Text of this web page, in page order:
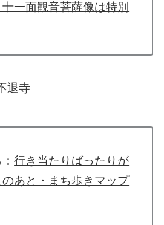
一面観音菩薩像は特別
退寺
：行き当たりばったりが
あと・まち歩きマップ